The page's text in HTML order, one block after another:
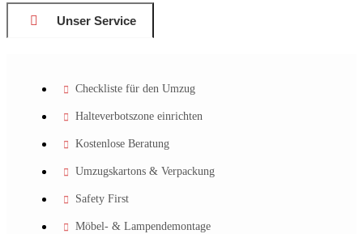
Unser Service
Checkliste für den Umzug
Halteverbotszone einrichten
Kostenlose Beratung
Umzugskartons & Verpackung
Safety First
Möbel- & Lampendemontage